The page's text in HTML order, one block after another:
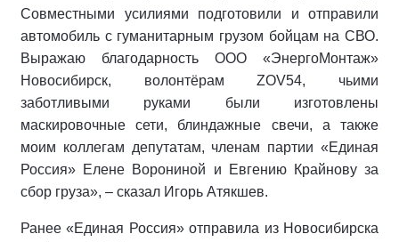
Совместными усилиями подготовили и отправили
автомобиль с гуманитарным грузом бойцам на СВО.
Выражаю благодарность ООО «ЭнергоМонтаж»
Новосибирск, волонтёрам ZOV54, чьими
заботливыми руками были изготовлены
маскировочные сети, блиндажные свечи, а также
моим коллегам депутатам, членам партии «Единая
Россия» Елене Ворониной и Евгению Крайнову за
сбор груза», – сказал Игорь Атякшев.
Ранее «Единая Россия» отправила из Новосибирска